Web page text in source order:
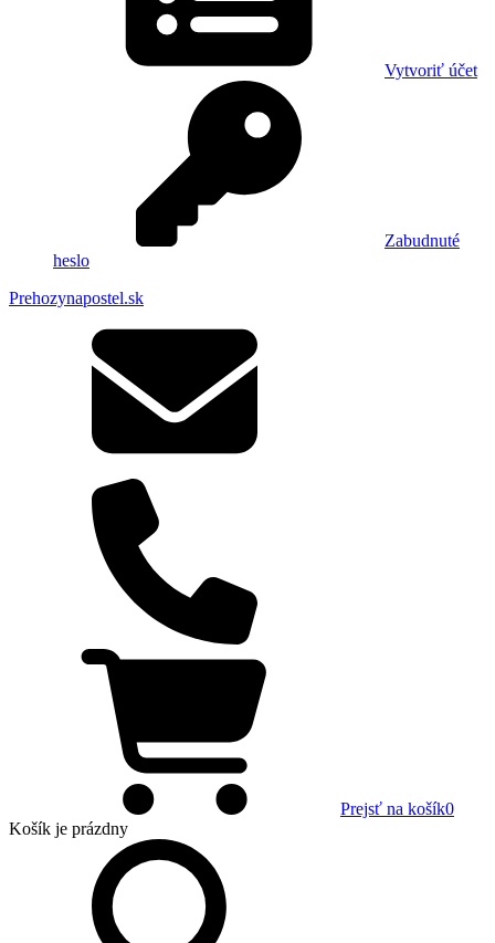
Vytvoriť účet
Zabudnuté
heslo
Prehozynapostel.sk
Prejsť na košík0
Košík je prázdny